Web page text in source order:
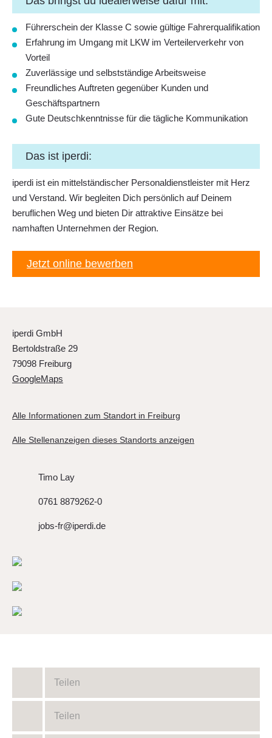
Führerschein der Klasse C sowie gültige Fahrerqualifikation
Erfahrung im Umgang mit LKW im Verteilerverkehr von
Vorteil
Zuverlässige und selbstständige Arbeitsweise
Freundliches Auftreten gegenüber Kunden und
Geschäftspartnern
Gute Deutschkenntnisse für die tägliche Kommunikation
Das ist iperdi:
iperdi ist ein mittelständischer Personaldienstleister mit Herz
und Verstand. Wir begleiten Dich persönlich auf Deinem
beruflichen Weg und bieten Dir attraktive Einsätze bei
namhaften Unternehmen der Region.
Jetzt online bewerben
iperdi GmbH
Bertoldstraße 29
79098 Freiburg
GoogleMaps
Alle Informationen zum Standort in Freiburg
Alle Stellenanzeigen dieses Standorts anzeigen
Timo Lay
0761 8879262-0
jobs-fr@iperdi.de
Teilen
Teilen